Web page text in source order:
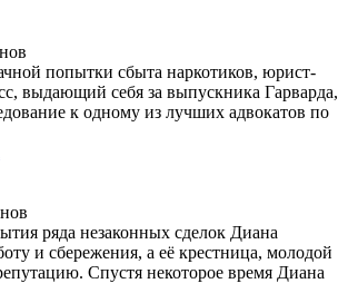
попытки сбыта наркотиков, юрист-
выдающий себя за выпускника Гарварда,
к одному из лучших адвокатов по
ряда незаконных сделок Диана
и сбережения, а её крестница, молодой
Спустя некоторое время Диана